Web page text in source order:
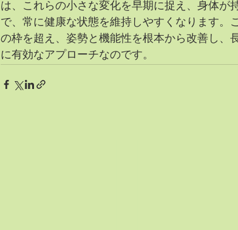
は、これらの小さな変化を早期に捉え、身体が
で、常に健康な状態を維持しやすくなります。
の枠を超え、姿勢と機能性を根本から改善し、
に有効なアプローチなのです。